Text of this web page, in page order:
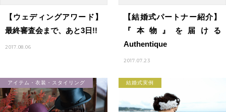
【ウェディングアワード】
最終審査会まで、あと3日!!
2017.08.06
【結婚式パートナー紹介】
『本物』を届ける
Authentique
2017.07.23
アイテム・衣装・スタイリング 結婚式実例